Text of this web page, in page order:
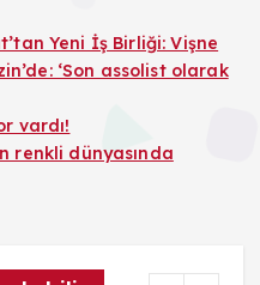
Yeni İş Birliği: Vişne
‘Son assolist olarak
vardı!
renkli dünyasında